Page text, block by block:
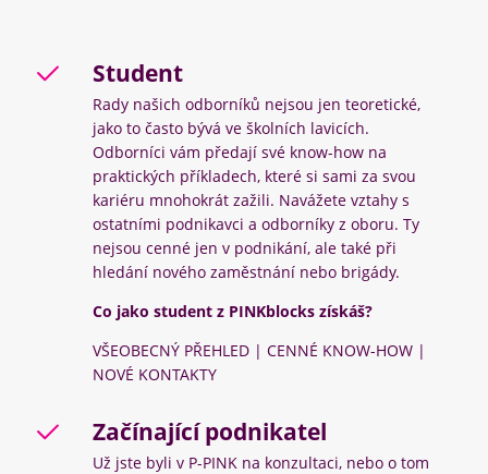
Student
Rady našich odborníků nejsou jen teoretické,
jako to často bývá ve školních lavicích.
Odborníci vám předají své know-how na
praktických příkladech, které si sami za svou
kariéru mnohokrát zažili. Navážete vztahy s
ostatními podnikavci a odborníky z oboru. Ty
nejsou cenné jen v podnikání, ale také při
hledání nového zaměstnání nebo brigády.
Co jako student z PINKblocks získáš?
VŠEOBECNÝ PŘEHLED | CENNÉ KNOW-HOW |
NOVÉ KONTAKTY
Začínající podnikatel
Už jste byli v P-PINK na konzultaci, nebo o tom